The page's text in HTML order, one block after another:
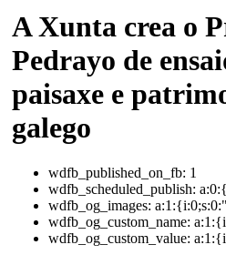
A Xunta crea o
Pedrayo de
paisaxe e
galego
wdfb_published_on_fb: 1
wdfb_scheduled_publish:
wdfb_og_images:
wdfb_og_custom_name:
wdfb_og_custom_value: